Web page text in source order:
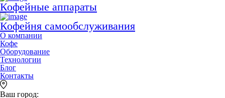
Кофейные аппараты
Кофейня самообслуживания
О компании
Кофе
Оборудование
Технологии
Блог
Контакты
Ваш город: